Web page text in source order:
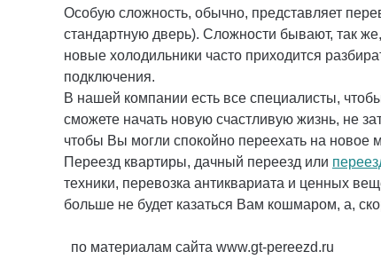
Особую сложность, обычно, представляет
стандартную дверь). Сложности бывают, так
новые холодильники часто приходится
подключения.
В нашей компании есть все специалисты,
сможете начать новую счастливую жизнь, не
чтобы Вы могли спокойно переехать на новое
Переезд квартиры, дачный переезд или
техники, перевозка антиквариата и ценных
больше не будет казаться Вам кошмаром, а,
по материалам сайта www.gt-pereezd.ru